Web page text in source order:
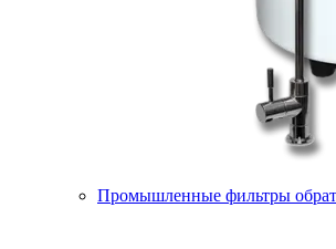
Промышленные фильтры